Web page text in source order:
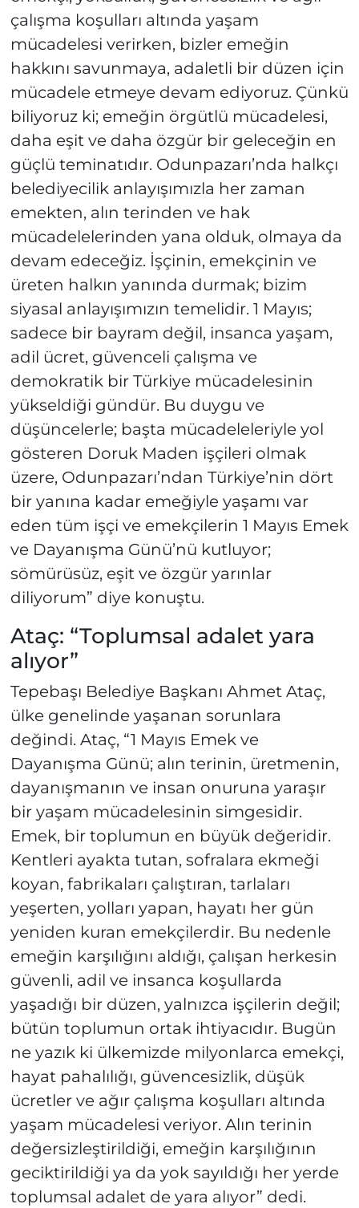
çalışma koşulları altında yaşam
mücadelesi verirken, bizler emeğin
hakkını savunmaya, adaletli bir düzen için
mücadele etmeye devam ediyoruz. Çünkü
biliyoruz ki; emeğin örgütlü mücadelesi,
daha eşit ve daha özgür bir geleceğin en
güçlü teminatıdır. Odunpazarı’nda halkçı
belediyecilik anlayışımızla her zaman
emekten, alın terinden ve hak
mücadelelerinden yana olduk, olmaya da
devam edeceğiz. İşçinin, emekçinin ve
üreten halkın yanında durmak; bizim
siyasal anlayışımızın temelidir. 1 Mayıs;
sadece bir bayram değil, insanca yaşam,
adil ücret, güvenceli çalışma ve
demokratik bir Türkiye mücadelesinin
yükseldiği gündür. Bu duygu ve
düşüncelerle; başta mücadeleleriyle yol
gösteren Doruk Maden işçileri olmak
üzere, Odunpazarı’ndan Türkiye’nin dört
bir yanına kadar emeğiyle yaşamı var
eden tüm işçi ve emekçilerin 1 Mayıs Emek
ve Dayanışma Günü’nü kutluyor;
sömürüsüz, eşit ve özgür yarınlar
diliyorum” diye konuştu.
Ataç: “Toplumsal adalet yara
alıyor”
Tepebaşı Belediye Başkanı Ahmet Ataç,
ülke genelinde yaşanan sorunlara
değindi. Ataç, “1 Mayıs Emek ve
Dayanışma Günü; alın terinin, üretmenin,
dayanışmanın ve insan onuruna yaraşır
bir yaşam mücadelesinin simgesidir.
Emek, bir toplumun en büyük değeridir.
Kentleri ayakta tutan, sofralara ekmeği
koyan, fabrikaları çalıştıran, tarlaları
yeşerten, yolları yapan, hayatı her gün
yeniden kuran emekçilerdir. Bu nedenle
emeğin karşılığını aldığı, çalışan herkesin
güvenli, adil ve insanca koşullarda
yaşadığı bir düzen, yalnızca işçilerin değil;
bütün toplumun ortak ihtiyacıdır. Bugün
ne yazık ki ülkemizde milyonlarca emekçi,
hayat pahalılığı, güvencesizlik, düşük
ücretler ve ağır çalışma koşulları altında
yaşam mücadelesi veriyor. Alın terinin
değersizleştirildiği, emeğin karşılığının
geciktirildiği ya da yok sayıldığı her yerde
toplumsal adalet de yara alıyor” dedi.